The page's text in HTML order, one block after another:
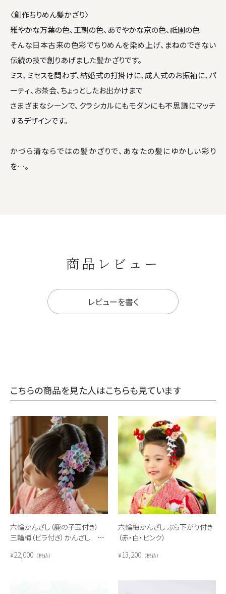
〈創作ちりめん髪かざり〉
雅やかな万葉の色、王朝の色、あでやかな京の色、祇園の色
そんな日本古来の色彩でちりめんを染め上げ、まねのできない
伝統の技で創りあげました髪かざりです。
ミス、ミセスを問わず、結婚式の打掛けに、成人式のお振袖に、パ
ーティ、お茶会、ちょっとしたお出かけまで
さまざまなシーンで、クラシカルにもモダンにも不思議にマッチ
するデザインです。
かづら清ならではの髪かざりで、あなたの髪にゆかしい彩り
を…。
商品レビュー
レビューを書く
こちらの商品を見た人はこちらも見ています
六輪かんざし（鹿の子玉付き）
三輪梅（ビラ付き）かんざし セ
¥22,000 税込
六輪梅かんざし ぶら下がり付き
（赤・白・ピンク）
¥13,200 税込